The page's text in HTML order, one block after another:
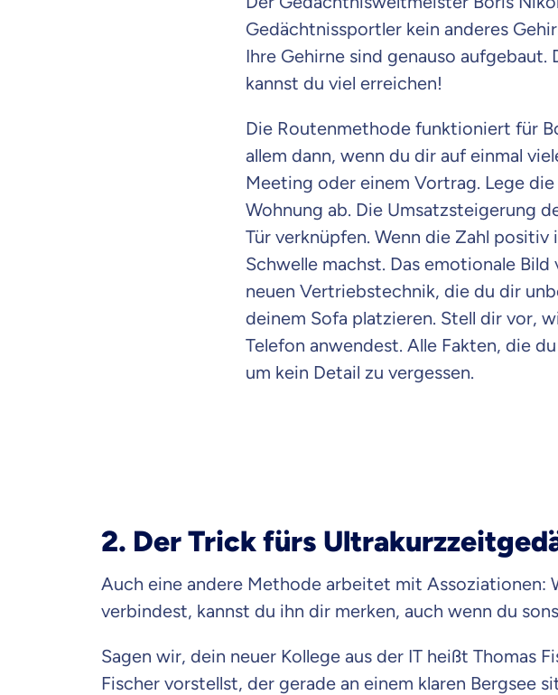
Gedächtnissportler kein anderes
Ihre Gehirne sind genauso
kannst du viel erreichen!
Die Routenmethode funktioniert für
allem dann, wenn du dir auf einmal
Meeting oder einem Vortrag. Lege
Wohnung ab. Die Umsatzsteigerung
Tür verknüpfen. Wenn die Zahl
Schwelle machst. Das emotionale
neuen Vertriebstechnik, die du dir
deinem Sofa platzieren. Stell dir vor,
Telefon anwendest. Alle Fakten, die
um kein Detail zu vergessen.
2. Der Trick fürs
Auch eine andere Methode arbeitet mit Assoziationen:
verbindest, kannst du ihn dir merken, auch wenn du
Sagen wir, dein neuer Kollege aus der IT heißt Thomas
Fischer vorstellst, der gerade an einem klaren Bergsee
Mit dem Abschicken meiner Daten erkläre ich meine
Kontaktaufnahme durch ottonova.